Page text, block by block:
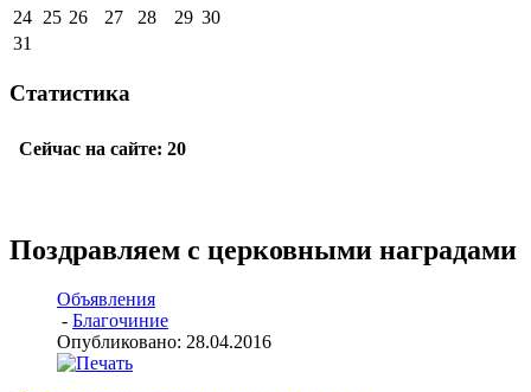
24 25 26 27 28 29 30
31
Статистика
Поздравляем с церковными наградами
Объявления
- Благочиние
Опубликовано: 28.04.2016